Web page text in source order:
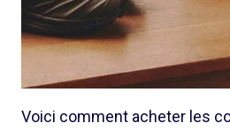
Voici comment acheter les